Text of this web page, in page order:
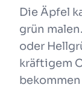
Die Äpfel
grün
oder
kräftigem